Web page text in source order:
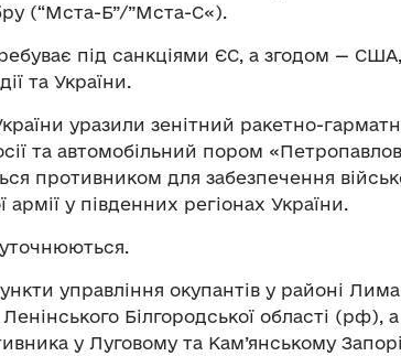
(“Мста-Б”/”Мста-С«).
під санкціями ЄС, а згодом — США,
та України.
уразили зенітний ракетно-
та автомобільний пором
противником для забезпечення
армії у південних регіонах України.
управління окупантів у районі
Ленінського Білгородської області (рф),
у Луговому та Кам’янському